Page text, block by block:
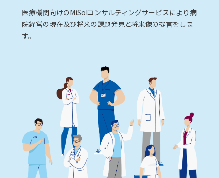
医療機関向けのMiSolコンサルティングサービスにより病
院経営の現在及び将来の課題発見と将来像の提言をしま
す。